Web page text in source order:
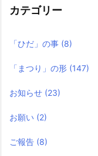
カテゴリー
「ひだ」の事 (8)
「まつり」の形 (147)
お知らせ (23)
お願い (2)
ご報告 (8)